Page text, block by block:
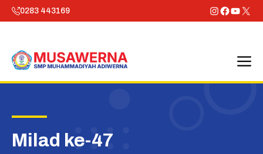
Skip
to
0283 443169 Instagram
X
Milad ke-47